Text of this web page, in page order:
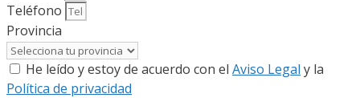
Teléfono
Provincia
He leído y estoy de acuerdo con el Aviso Legal y la
Política de privacidad